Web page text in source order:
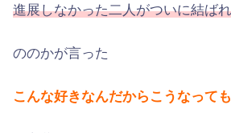
進展しなかった二人がついに結ば
ののかが言った
こんな好きなんだからこうなって